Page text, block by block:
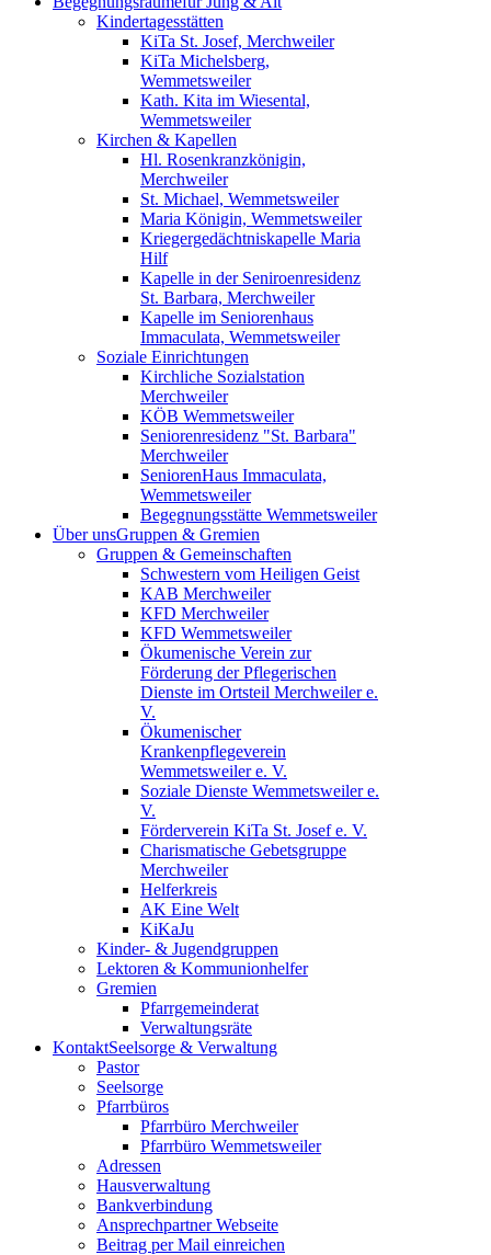
Kindertagesstätten
KiTa St. Josef, Merchweiler
KiTa Michelsberg,
Wemmetsweiler
Kath. Kita im Wiesental,
Wemmetsweiler
Kirchen & Kapellen
Hl. Rosenkranzkönigin,
Merchweiler
St. Michael, Wemmetsweiler
Maria Königin, Wemmetsweiler
Kriegergedächtniskapelle Maria
Hilf
Kapelle in der Seniroenresidenz
St. Barbara, Merchweiler
Kapelle im Seniorenhaus
Immaculata, Wemmetsweiler
Soziale Einrichtungen
Kirchliche Sozialstation
Merchweiler
KÖB Wemmetsweiler
Seniorenresidenz "St. Barbara"
Merchweiler
SeniorenHaus Immaculata,
Wemmetsweiler
Begegnungsstätte Wemmetsweiler
Über unsGruppen & Gremien
Gruppen & Gemeinschaften
Schwestern vom Heiligen Geist
KAB Merchweiler
KFD Merchweiler
KFD Wemmetsweiler
Ökumenische Verein zur
Förderung der Pflegerischen
Dienste im Ortsteil Merchweiler e.
V.
Ökumenischer
Krankenpflegeverein
Wemmetsweiler e. V.
Soziale Dienste Wemmetsweiler e.
V.
Förderverein KiTa St. Josef e. V.
Charismatische Gebetsgruppe
Merchweiler
Helferkreis
AK Eine Welt
KiKaJu
Kinder- & Jugendgruppen
Lektoren & Kommunionhelfer
Gremien
Pfarrgemeinderat
Verwaltungsräte
KontaktSeelsorge & Verwaltung
Pastor
Seelsorge
Pfarrbüros
Pfarrbüro Merchweiler
Pfarrbüro Wemmetsweiler
Adressen
Hausverwaltung
Bankverbindung
Ansprechpartner Webseite
Beitrag per Mail einreichen